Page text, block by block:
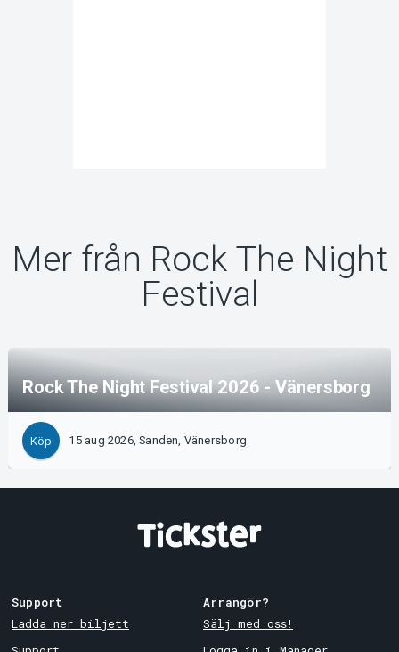
Mer från Rock The Night
Festival
Rock The Night Festival 2026 - Vänersborg
Köp 15 aug 2026, Sanden, Vänersborg
Support
Ladda ner biljett
Arrangör?
Sälj med oss!